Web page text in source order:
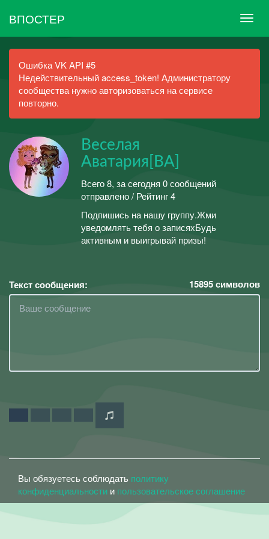
ВПОСТЕР
Ошибка VK API #5
Недействительный access_token! Администратору
сообщества нужно авторизоваться на сервисе
повторно.
Веселая
Аватария[ВА]
Всего 8, за сегодня 0 сообщений
отправлено / Рейтинг 4
Подпишись на нашу группу.Жми
уведомлять тебя о записяхБудь
активным и выигрывай призы!
Текст сообщения: 15895символов
Вы обязуетесь соблюдать политику
конфиденциальности и пользовательское соглашение